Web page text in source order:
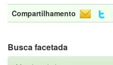
Compartilhamento
Busca facetada